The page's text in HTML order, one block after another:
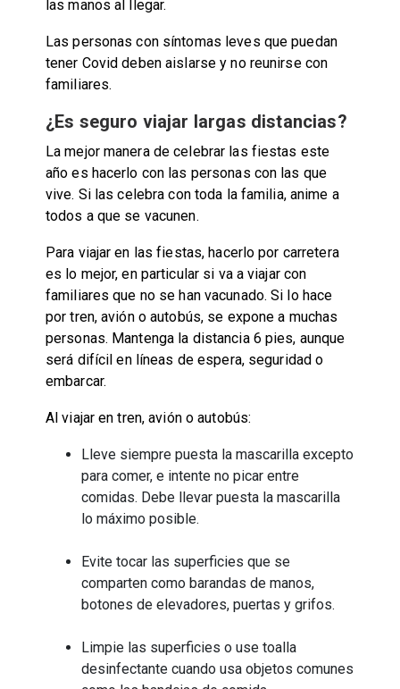
las manos al llegar.
Las personas con síntomas leves que puedan
tener Covid deben aislarse y no reunirse con
familiares.
¿Es seguro viajar largas distancias?
La mejor manera de celebrar las fiestas este
año es hacerlo con las personas con las que
vive. Si las celebra con toda la familia, anime a
todos a que se vacunen.
Para viajar en las fiestas, hacerlo por carretera
es lo mejor, en particular si va a viajar con
familiares que no se han vacunado. Si lo hace
por tren, avión o autobús, se expone a muchas
personas. Mantenga la distancia 6 pies, aunque
será difícil en líneas de espera, seguridad o
embarcar.
Al viajar en tren, avión o autobús:
Lleve siempre puesta la mascarilla excepto
para comer, e intente no picar entre
comidas. Debe llevar puesta la mascarilla
lo máximo posible.
Evite tocar las superficies que se
comparten como barandas de manos,
botones de elevadores, puertas y grifos.
Limpie las superficies o use toalla
desinfectante cuando usa objetos comunes